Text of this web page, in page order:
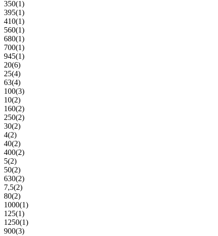
350(1)
395(1)
410(1)
560(1)
680(1)
700(1)
945(1)
20(6)
25(4)
63(4)
100(3)
10(2)
160(2)
250(2)
30(2)
4(2)
40(2)
400(2)
5(2)
50(2)
630(2)
7,5(2)
80(2)
1000(1)
125(1)
1250(1)
900(3)